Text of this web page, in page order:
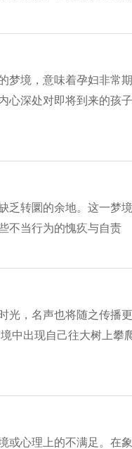
梦境，意味着孕妇非常
深处对即将到来的孩
乏转圜的余地。这一梦
不当行为的愧疚与自责
，名声也将随之传播
中出现自己往大树上攀
或心理上的不满足。在